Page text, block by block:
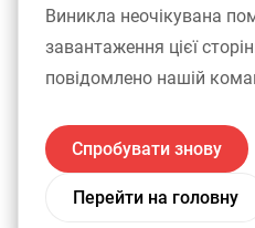
Виникла неочікувана
завантаження цієї
повідомлено нашій
Спробувати знову
Перейти на головну